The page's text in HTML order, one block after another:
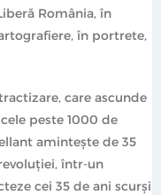
România, în
în portrete,
care ascunde
peste 1000 de
amintește de 35
într-un
cei 35 de ani scurși